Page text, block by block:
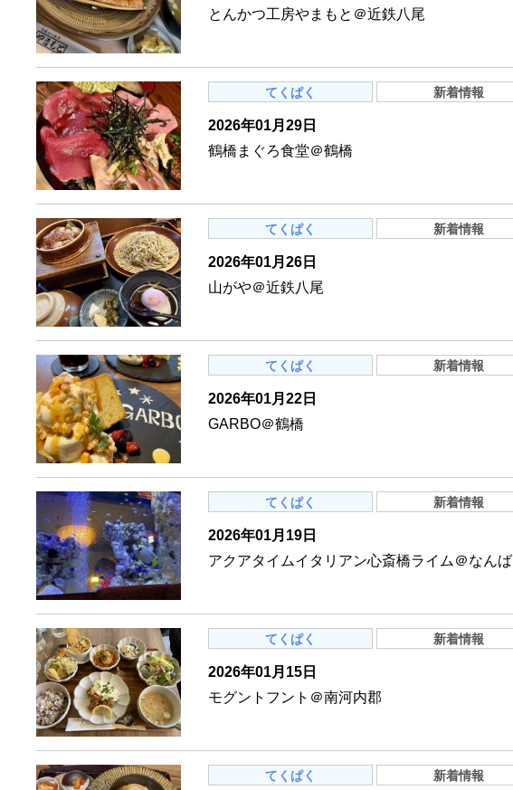
とんかつ工房やまもと＠近鉄八尾
てくぱく 新着情報
2026年01月29日
鶴橋まぐろ食堂＠鶴橋
てくぱく 新着情報
2026年01月26日
山がや＠近鉄八尾
てくぱく 新着情報
2026年01月22日
GARBO＠鶴橋
てくぱく 新着情報
2026年01月19日
アクアタイムイタリアン心斎橋ライム＠なんば
てくぱく 新着情報
2026年01月15日
モグントフント＠南河内郡
てくぱく 新着情報